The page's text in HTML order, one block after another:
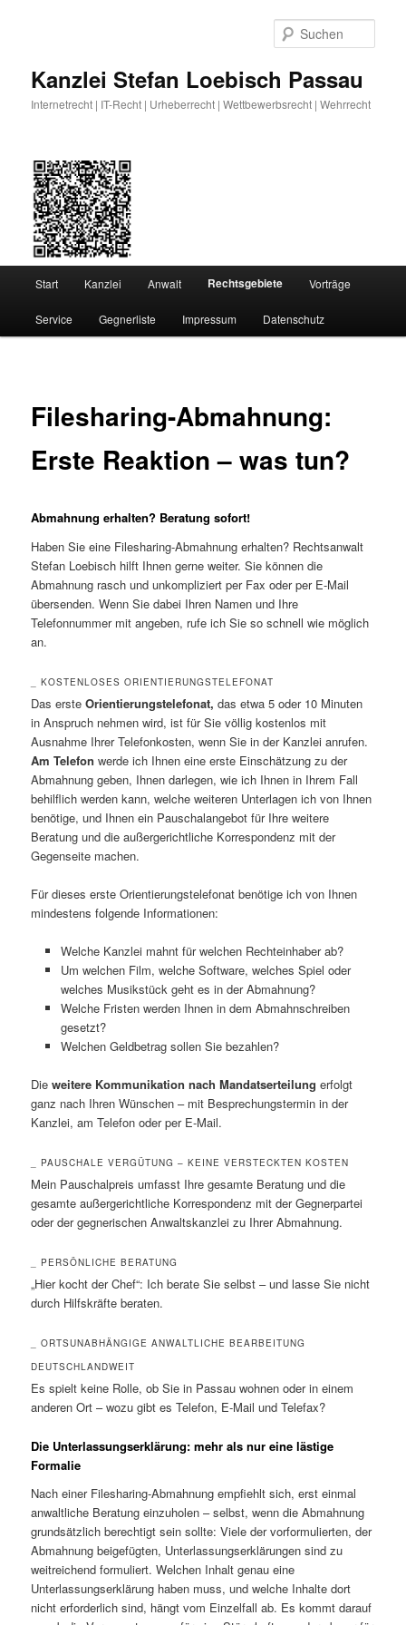
Kanzlei Stefan Loebisch Passau
Internetrecht | IT-Recht | Urheberrecht | Wettbewerbsrecht | Wehrrecht
Start Kanzlei Anwalt Rechtsgebiete Vorträge
Service Gegnerliste Impressum Datenschutz
Filesharing-Abmahnung:
Erste Reaktion – was tun?
Abmahnung erhalten? Beratung sofort!
Haben Sie eine Filesharing-Abmahnung erhalten? Rechtsanwalt
Stefan Loebisch hilft Ihnen gerne weiter. Sie können die
Abmahnung rasch und unkompliziert per Fax oder per E-Mail
übersenden. Wenn Sie dabei Ihren Namen und Ihre
Telefonnummer mit angeben, rufe ich Sie so schnell wie möglich
an.
_ KOSTENLOSES ORIENTIERUNGSTELEFONAT
Das ersteOrientierungstelefonat, das etwa 5 oder 10 Minuten
in Anspruch nehmen wird, ist für Sie völlig kostenlos mit
Ausnahme Ihrer Telefonkosten, wenn Sie in der Kanzlei anrufen.
Am Telefon werde ich Ihnen eine erste Einschätzung zu der
Abmahnung geben, Ihnen darlegen, wie ich Ihnen in Ihrem Fall
behilflich werden kann, welche weiteren Unterlagen ich von Ihnen
benötige, und Ihnen ein Pauschalangebot für Ihre weitere
Beratung und die außergerichtliche Korrespondenz mit der
Gegenseite machen.
Für dieses erste Orientierungstelefonat benötige ich von Ihnen
mindestens folgende Informationen:
Welche Kanzlei mahnt für welchen Rechteinhaber ab?
Um welchen Film, welche Software, welches Spiel oder
welches Musikstück geht es in der Abmahnung?
Welche Fristen werden Ihnen in dem Abmahnschreiben
gesetzt?
Welchen Geldbetrag sollen Sie bezahlen?
Dieweitere Kommunikation nach Mandatserteilung erfolgt
ganz nach Ihren Wünschen – mit Besprechungstermin in der
Kanzlei, am Telefon oder per E-Mail.
_ PAUSCHALE VERGÜTUNG – KEINE VERSTECKTEN KOSTEN
Mein Pauschalpreis umfasst Ihre gesamte Beratung und die
gesamte außergerichtliche Korrespondenz mit der Gegnerpartei
oder der gegnerischen Anwaltskanzlei zu Ihrer Abmahnung.
_ PERSÖNLICHE BERATUNG
„Hier kocht der Chef“: Ich berate Sie selbst – und lasse Sie nicht
durch Hilfskräfte beraten.
_ ORTSUNABHÄNGIGE ANWALTLICHE BEARBEITUNG
DEUTSCHLANDWEIT
Es spielt keine Rolle, ob Sie in Passau wohnen oder in einem
anderen Ort – wozu gibt es Telefon, E-Mail und Telefax?
Die Unterlassungserklärung: mehr als nur eine lästige
Formalie
Nach einer Filesharing-Abmahnung empfiehlt sich, erst einmal
anwaltliche Beratung einzuholen – selbst, wenn die Abmahnung
grundsätzlich berechtigt sein sollte: Viele der vorformulierten, der
Abmahnung beigefügten, Unterlassungserklärungen sind zu
weitreichend formuliert. Welchen Inhalt genau eine
Unterlassungserklärung haben muss, und welche Inhalte dort
nicht erforderlich sind, hängt vom Einzelfall ab. Es kommt darauf